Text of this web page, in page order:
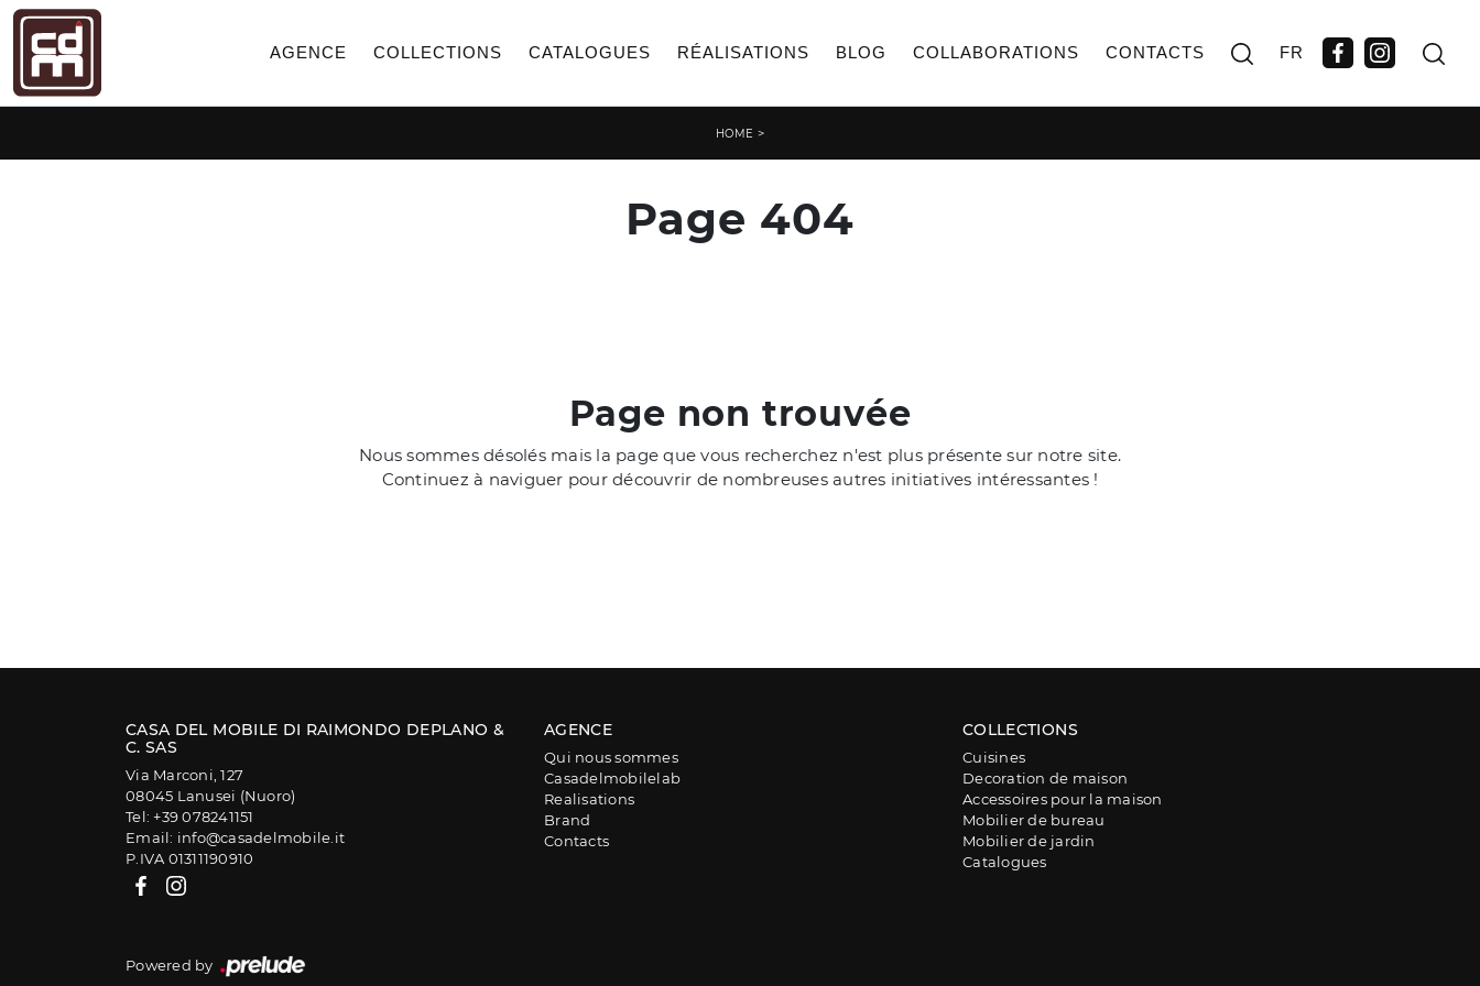
AGENCE COLLECTIONS CATALOGUES RÉALISATIONS BLOG COLLABORATIONS CONTACTS FR
HOME >
Page 404
Page non trouvée
Nous sommes désolés mais la page que vous recherchez n'est plus présente sur notre site.
Continuez à naviguer pour découvrir de nombreuses autres initiatives intéressantes !
CASA DEL MOBILE DI RAIMONDO DEPLANO &
C. SAS
Via Marconi, 127
08045 Lanusei (Nuoro)
Tel: +39 078241151
Email: info@casadelmobile.it
P.IVA 01311190910
AGENCE
Qui nous sommes
Casadelmobilelab
Realisations
Brand
Contacts
COLLECTIONS
Cuisines
Decoration de maison
Accessoires pour la maison
Mobilier de bureau
Mobilier de jardin
Catalogues
Powered by